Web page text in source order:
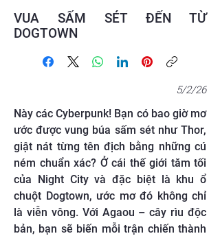
VUA SẤM SÉT ĐẾN TỪ
DOGTOWN
5/2/26
Này các Cyberpunk! Bạn có bao giờ mơ
ước được vung búa sấm sét như Thor,
giật nát từng tên địch bằng những cú
ném chuẩn xác? Ở cái thế giới tăm tối
của Night City và đặc biệt là khu ổ
chuột Dogtown, ước mơ đó không chỉ
là viễn vông. Với Agaou – cây rìu độc
bản, bạn sẽ biến mỗi trận chiến thành